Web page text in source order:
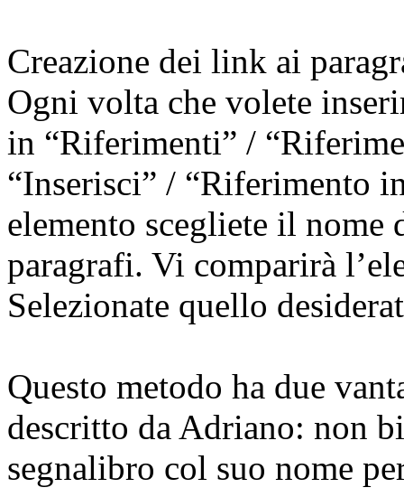
Creazione dei link ai
Ogni volta che volete
in “Riferimenti” /
“Inserisci” / “Riferimento
elemento scegliete il nome
paragrafi. Vi comparirà
Selezionate quello
Questo metodo ha due
descritto da Adriano: non
segnalibro col suo nome